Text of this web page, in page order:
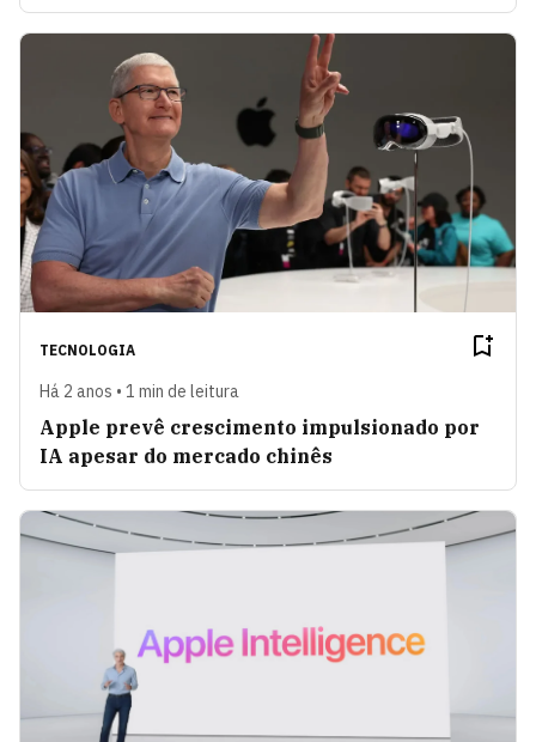
TECNOLOGIA
Há 2 anos • 1 min de leitura
Apple prevê crescimento impulsionado por
IA apesar do mercado chinês